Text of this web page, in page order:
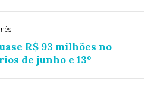
R$ 93 milhões no
de junho e 13º